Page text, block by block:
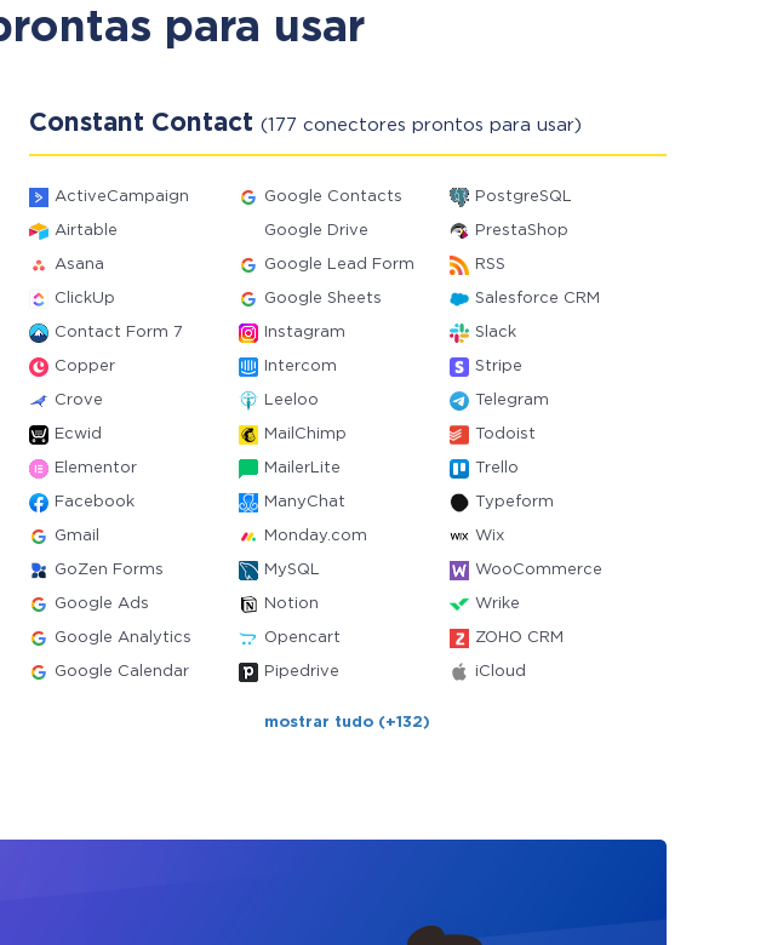
para usar
Constant Contact (177 conectores prontos para usar)
ActiveCampaign Google Contacts PostgreSQL
Airtable Google Drive PrestaShop
Asana Google Lead Form RSS
ClickUp Google Sheets Salesforce CRM
Contact Form 7 Instagram Slack
Copper Intercom Stripe
Crove Leeloo Telegram
Ecwid MailChimp Todoist
Elementor MailerLite Trello
Facebook ManyChat Typeform
Gmail Monday.com Wix
GoZen Forms MySQL WooCommerce
Google Ads Notion Wrike
Google Analytics Opencart ZOHO CRM
Google Calendar Pipedrive iCloud
mostrar tudo (+132)